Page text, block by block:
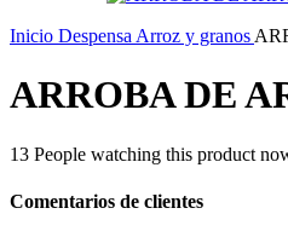
Inicio Despensa Arroz y granos
ARROBA DE
13 People watching this product
Comentarios de clientes